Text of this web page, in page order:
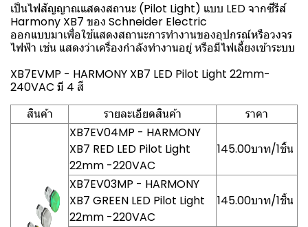
เป็นไฟสัญญาณแสดงสถานะ (Pilot Light) แบบ LED จากซีรีส์
Harmony XB7 ของ Schneider Electric
ออกแบบมาเพื่อใช้แสดงสถานะการทำงานของอุปกรณ์หรือวงจร
ไฟฟ้า เช่น แสดงว่าเครื่องกำลังทำงานอยู่ หรือมีไฟเลี้ยงเข้าระบบ
XB7EVMP - HARMONY XB7 LED Pilot Light 22mm-
240VAC มี 4 สี
สินค้า
รายละเอียดสินค้า
ราคา
XB7EV04MP - HARMONY
XB7 RED LED Pilot Light
22mm -220VAC
145.00บาท/1ชิ้น
XB7EV03MP - HARMONY
XB7 GREEN LED Pilot Light
22mm -220VAC
145.00บาท/1ชิ้น